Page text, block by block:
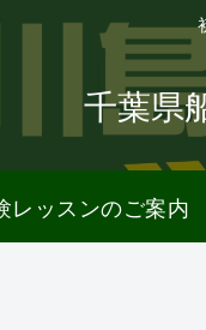
千葉県
レッスンのご案内